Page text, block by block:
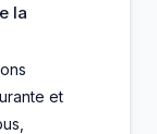
la
et